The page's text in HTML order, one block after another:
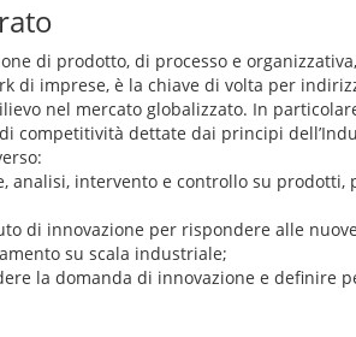
di prodotto, di processo e
di imprese, è la chiave di volta per
nel mercato globalizzato. In
competitività dettate dai principi
analisi, intervento e controllo su prodotti,
di innovazione per rispondere alle
su scala industriale;
la domanda di innovazione e definire